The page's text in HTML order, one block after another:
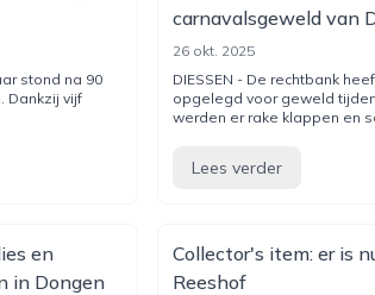
stond na 90
Dankzij vijf
carnavalsgeweld van
26 okt. 2025
DIESSEN - De rechtbank
opgelegd voor geweld
werden er rake klappen en
Lees verder
en
in Dongen
Collector's item: er is
Reeshof